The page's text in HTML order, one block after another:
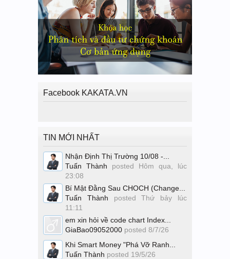
Facebook KAKATA.VN
TIN MỚI NHẤT
Nhận Định Thị Trường 10/08 -...
Tuấn Thành posted Hôm qua, lúc
23:08
Bí Mật Đằng Sau CHOCH (Change...
Tuấn Thành postedThứ bảy lúc
11:11
em xin hỏi về code chart Index...
GiaBao09052000 posted 8/7/26
Khi Smart Money "Phá Vỡ Ranh...
Tuấn Thành posted 19/5/26